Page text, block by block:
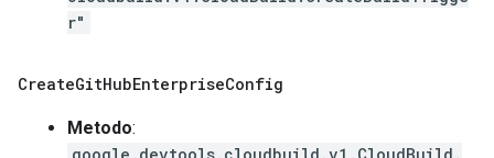
r"
CreateGitHubEnterpriseConfig
Metodo: